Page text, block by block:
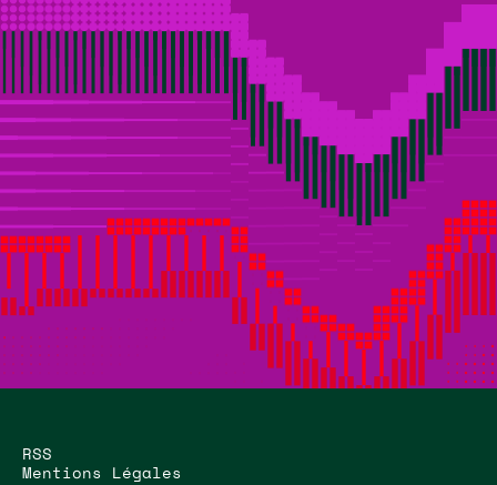
RSS
Mentions Légales